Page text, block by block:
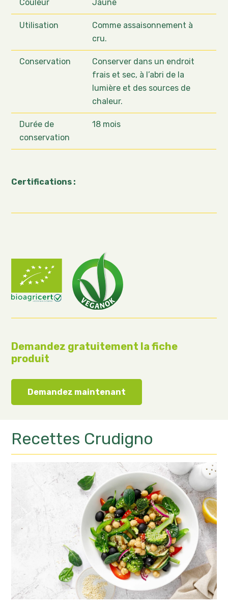
Couleur Jaune
Utilisation
Comme assaisonnement à
cru.
Conservation
Conserver dans un endroit
frais et sec, à l’abri de la
lumière et des sources de
chaleur.
Durée de
conservation
18 mois
Certifications :
Demandez gratuitement la fiche
produit
Demandez maintenant
Recettes Crudigno